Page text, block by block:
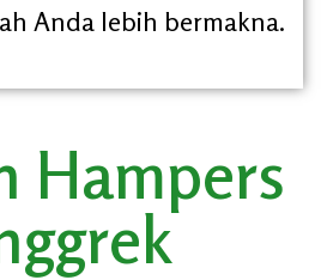
Anda lebih bermakna.
Hampers